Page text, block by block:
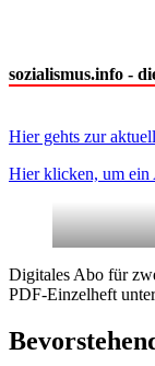
sozialismus.info -
Hier gehts zur
Hier klicken, um ein
Digitales Abo für
PDF-Einzelheft